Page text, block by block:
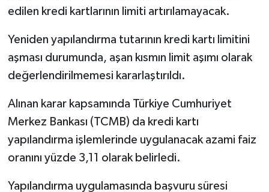
edilen kredi kartlarının limiti artırılamayacak.
Yeniden yapılandırma tutarının kredi kartı limitini
aşması durumunda, aşan kısmın limit aşımı olarak
değerlendirilmemesi kararlaştırıldı.
Alınan karar kapsamında Türkiye Cumhuriyet
Merkez Bankası (TCMB) da kredi kartı
yapılandırma işlemlerinde uygulanacak azami faiz
oranını yüzde 3,11 olarak belirledi.
Yapılandırma uygulamasında başvuru süresi